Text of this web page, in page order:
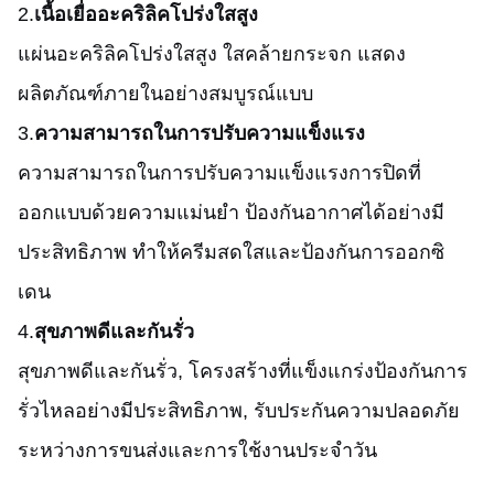
2.เนื้อเยื่ออะคริลิคโปร่งใสสูง
แผ่นอะคริลิคโปร่งใสสูง ใสคล้ายกระจก แสดง
ผลิตภัณฑ์ภายในอย่างสมบูรณ์แบบ
3.ความสามารถในการปรับความแข็งแรง
ความสามารถในการปรับความแข็งแรงการปิดที่
ออกแบบด้วยความแม่นยํา ป้องกันอากาศได้อย่างมี
ประสิทธิภาพ ทําให้ครีมสดใสและป้องกันการออกซิ
เดน
4.สุขภาพดีและกันรั่ว
สุขภาพดีและกันรั่ว, โครงสร้างที่แข็งแกร่งป้องกันการ
รั่วไหลอย่างมีประสิทธิภาพ, รับประกันความปลอดภัย
ระหว่างการขนส่งและการใช้งานประจําวัน